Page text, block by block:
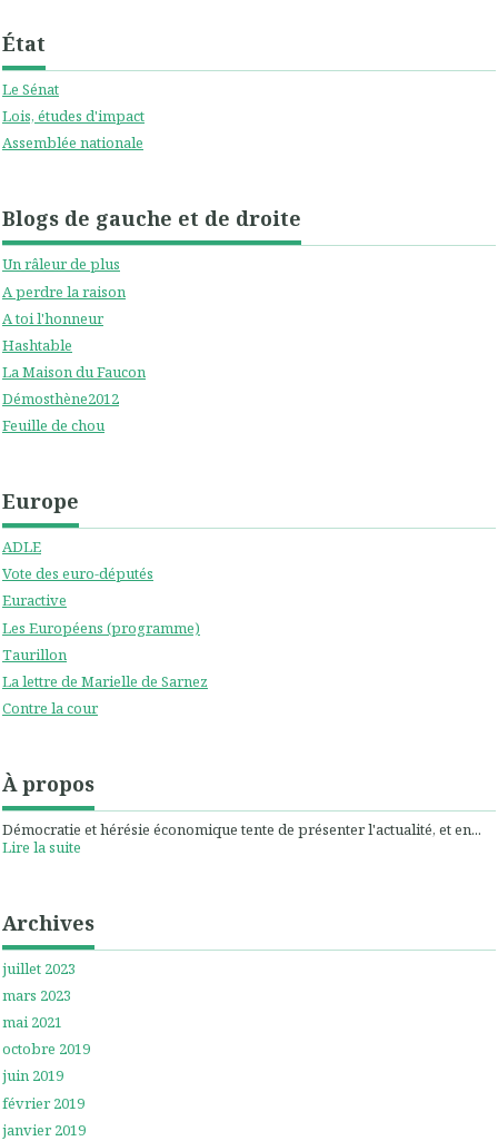
État
Le Sénat
Lois, études d'impact
Assemblée nationale
Blogs de gauche et de droite
Un râleur de plus
A perdre la raison
A toi l'honneur
Hashtable
La Maison du Faucon
Démosthène2012
Feuille de chou
Europe
ADLE
Vote des euro-députés
Euractive
Les Européens (programme)
Taurillon
La lettre de Marielle de Sarnez
Contre la cour
À propos
Démocratie et hérésie économique tente de présenter l'actualité, et en...
Lire la suite
Archives
juillet 2023
mars 2023
mai 2021
octobre 2019
juin 2019
février 2019
janvier 2019